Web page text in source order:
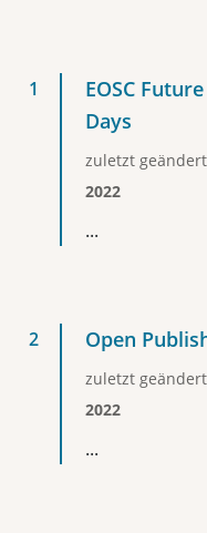
EOSC
Days
zuletzt
2022
...
Open
zuletzt
2022
...